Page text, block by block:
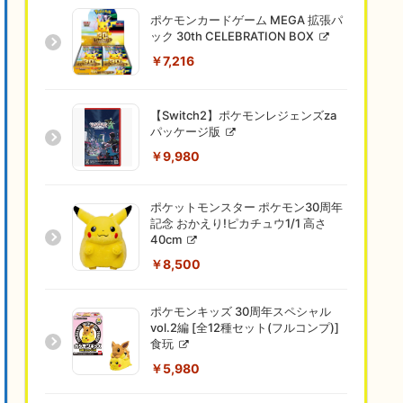
ポケモンカードゲーム MEGA 拡張パ
ック 30th CELEBRATION BOX
￥7,216
【Switch2】ポケモンレジェンズza
パッケージ版
￥9,980
ポケットモンスター ポケモン30周年
記念 おかえり!ピカチュウ1/1 高さ
40cm
￥8,500
ポケモンキッズ 30周年スペシャル
vol.2編 [全12種セット(フルコンプ)]
食玩
￥5,980